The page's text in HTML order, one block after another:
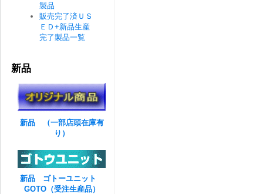
製品
販売完了済ＵＳ
ＥＤ+新品生産
完了製品一覧
新品
新品 （一部店頭在庫有
り）
新品 ゴトーユニット
GOTO（受注生産品）